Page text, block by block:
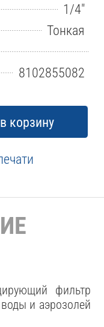
1/4″
Тонкая
8102855082
фильтр
и аэрозолей